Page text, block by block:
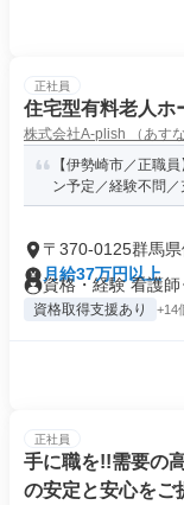
正社員
住宅型有料老人ホ
株式会社A-plish （あす
【伊勢崎市／正職
ン予定／経験不問／
〒370-0125群馬
月給37万円以上
資格・経験 看護
資格取得支援あり +14
正社員
手に職を!!需要の
の安定と安心をご